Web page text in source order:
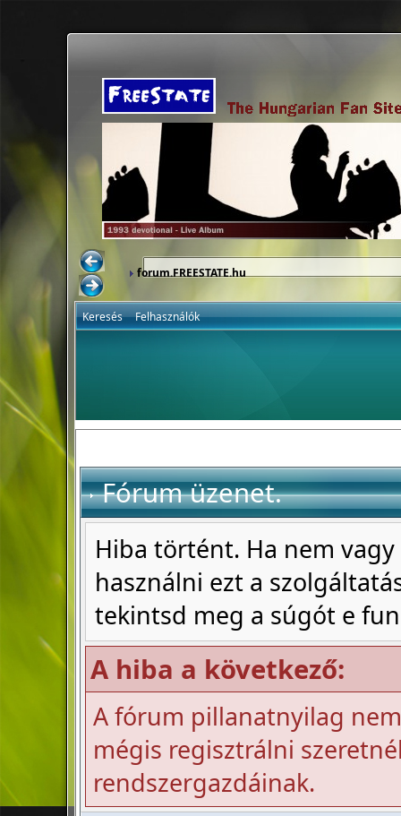
forum.FREESTATE.hu
Keresés Felhasználók
Fórum üzenet.
Hiba történt. Ha nem
használni ezt a
tekintsd meg a súgót e
A hiba a következő:
A fórum pillanatnyilag
mégis regisztrálni
rendszergazdáinak.